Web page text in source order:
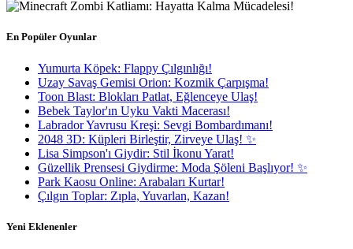
En Popüler Oyunlar
Yumurta Köpek: Flappy Çılgınlığı!
Uzay Savaş Gemisi Orion: Kozmik Çarpışma!
Toon Blast: Blokları Patlat, Eğlenceye Ulaş!
Bebek Taylor'ın Uyku Vakti Macerası!
Labrador Yavrusu Kreşi: Sevgi Bombardımanı!
2048 3D: Küpleri Birleştir, Zirveye Ulaş! ✨
Lisa Simpson'ı Giydir: Stil İkonu Yarat!
Güzellik Prensesi Giydirme: Moda Şöleni Başlıyor! ✨
Park Kaosu Online: Arabaları Kurtar!
Çılgın Toplar: Zıpla, Yuvarlan, Kazan!
Yeni Eklenenler